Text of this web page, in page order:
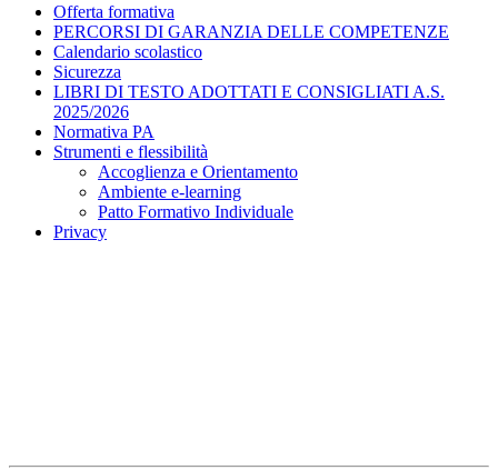
Offerta formativa
PERCORSI DI GARANZIA DELLE COMPETENZE
Calendario scolastico
Sicurezza
LIBRI DI TESTO ADOTTATI E CONSIGLIATI A.S.
2025/2026
Normativa PA
Strumenti e flessibilità
Accoglienza e Orientamento
Ambiente e-learning
Patto Formativo Individuale
Privacy